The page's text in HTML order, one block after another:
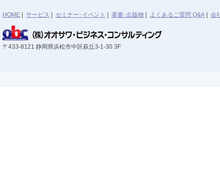
HOME サービス セミナー･イベント 著書･出版物 よくあるご質問 Q&A 会
〒433-8121 静岡県浜松市中区萩丘3-1-30 3F